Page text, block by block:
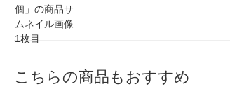
こちらの商品もおすすめ